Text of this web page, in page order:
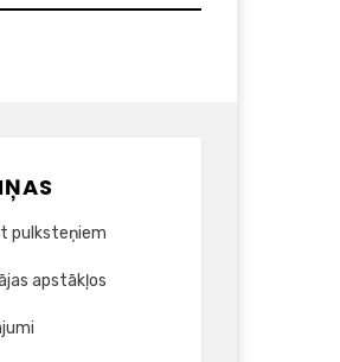
pulksteņiem
apstākļos